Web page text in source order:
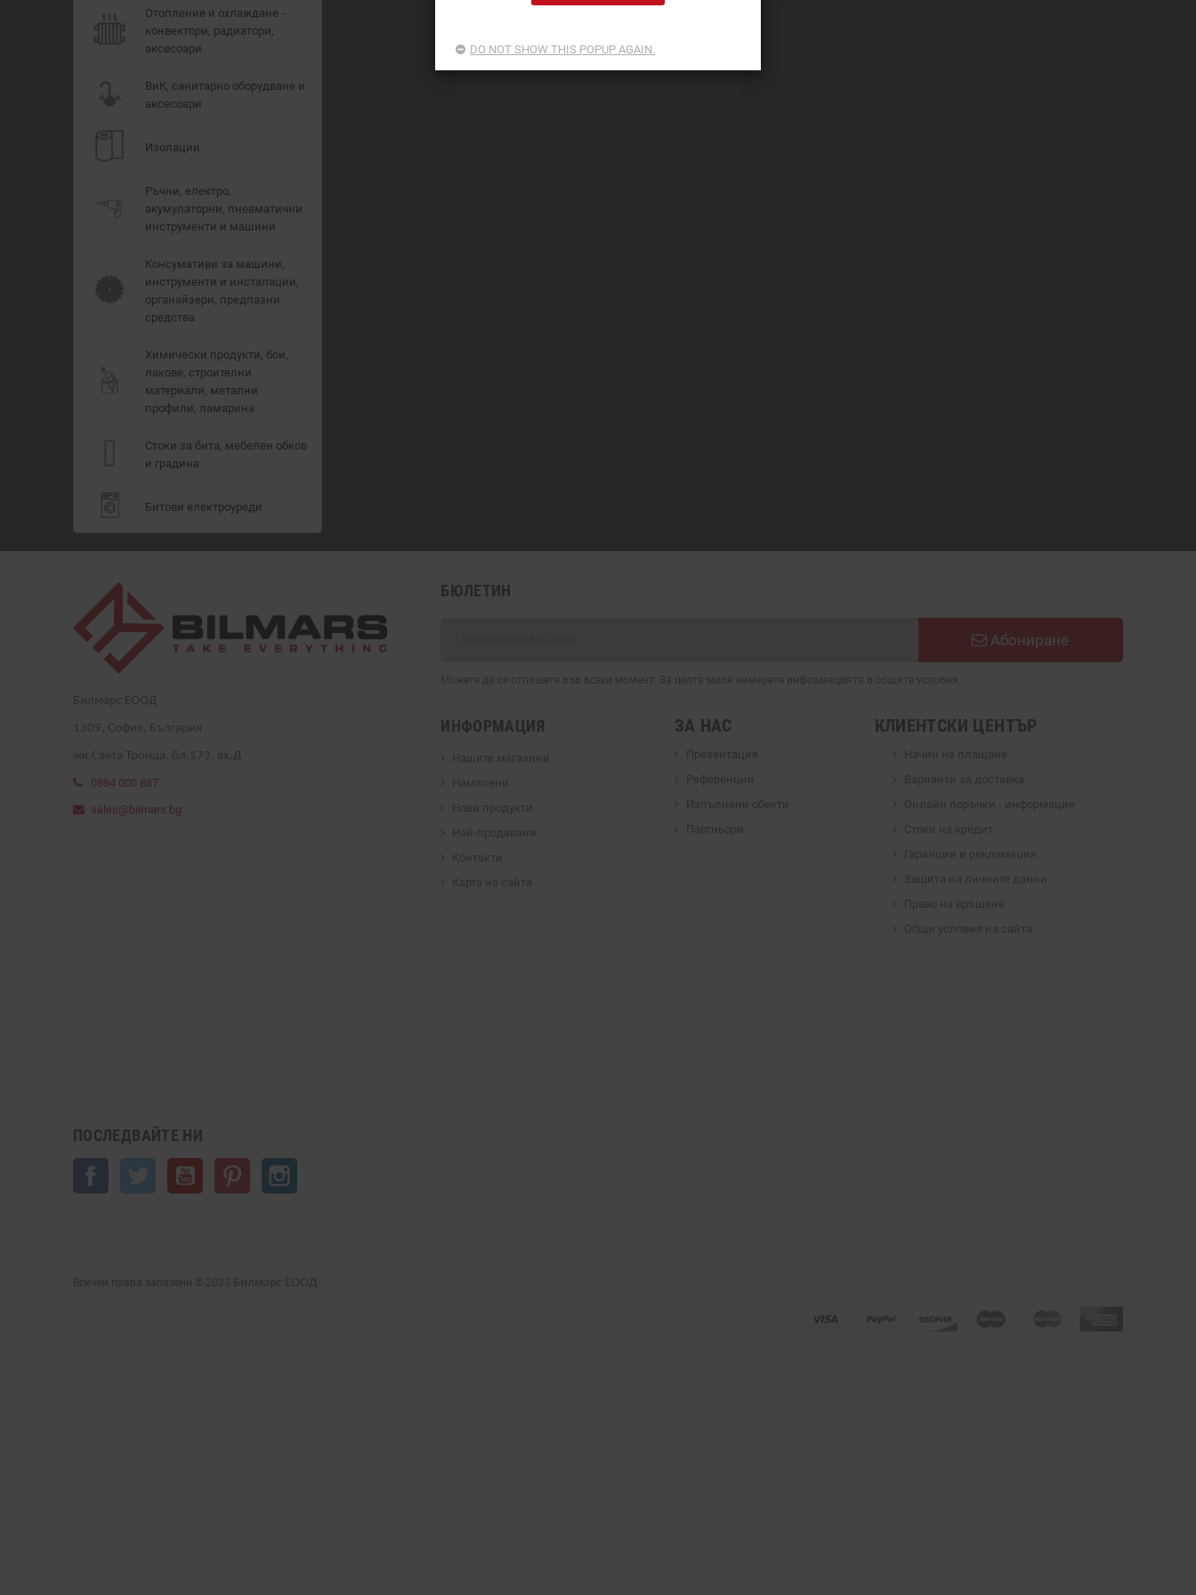
Отопление и охлаждане -
конвектори, радиатори,
аксесоари
ВиК, санитарно оборудване и
аксесоари
Изолации
Ръчни, електро,
акумулаторни, пневматични
инструменти и машини
Консумативи за машини,
инструменти и инсталации,
органайзери, предпазни
средства
Химически продукти, бои,
лакове, строителни
материали, метални
профили, ламарина
Стоки за бита, мебелен обков
и градина
Битови електроуреди
Билмарс ЕООД
1 309 , София, България
жк.Света Троица, бл.173, вх.Д
0884 000 887
sales@bilmars.bg
ПОСЛЕДВАЙТЕ НИ
Facebook Twitter YouTube Pinterest
БЮЛЕТИН
Абониране
Можете да се отпишете във всеки момент. За целта моля намерете информацията в общите условия.
ИНФОРМАЦИЯ
Нашите магазини
Намалени
Нови продукти
Най-продавани
Контакти
Карта на сайта
ЗА НАС
Презентация
Референции
Изпълнени обекти
Партньори
КЛИЕНТСКИ ЦЕНТЪР
Начин на плащане
Варианти за доставка
Онлайн поръчки - информация
Стоки на кредит
Гаранции и рекламация
Защита на личните данни
Право на връщане
Общи условия на сайта
DO NOT SHOW THIS POPUP AGAIN.